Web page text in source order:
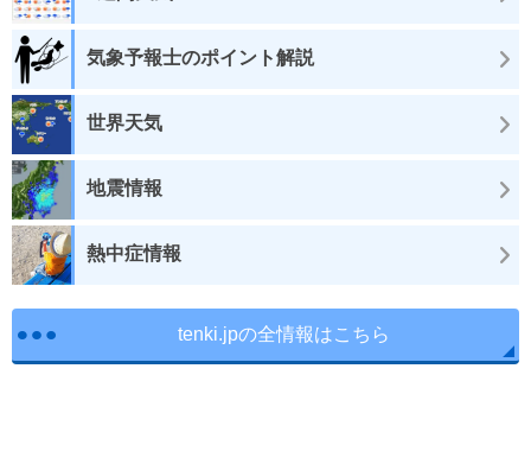
気象予報士のポイント解説
世界天気
地震情報
熱中症情報
tenki.jpの全情報はこちら